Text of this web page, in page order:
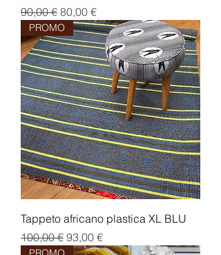
Prezzo regolare
90,00 € Prezzo scontato
80,00 €
PROMO
Tappeto africano plastica XL BLU
Prezzo regolare
100,00 € Prezzo scontato
93,00 €